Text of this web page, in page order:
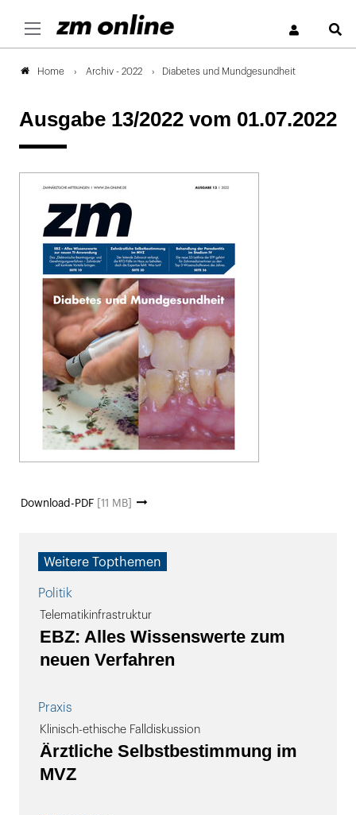
Home Archiv - 2022 Diabetes und Mundgesundheit
Ausgabe 13/2022 vom 01.07.2022
Download-PDF [11 MB]
Weitere Topthemen
Politik
Telematikinfrastruktur
EBZ: Alles Wissenswerte zum
neuen Verfahren
Praxis
Klinisch-ethische Falldiskussion
Ärztliche Selbstbestimmung im
MVZ